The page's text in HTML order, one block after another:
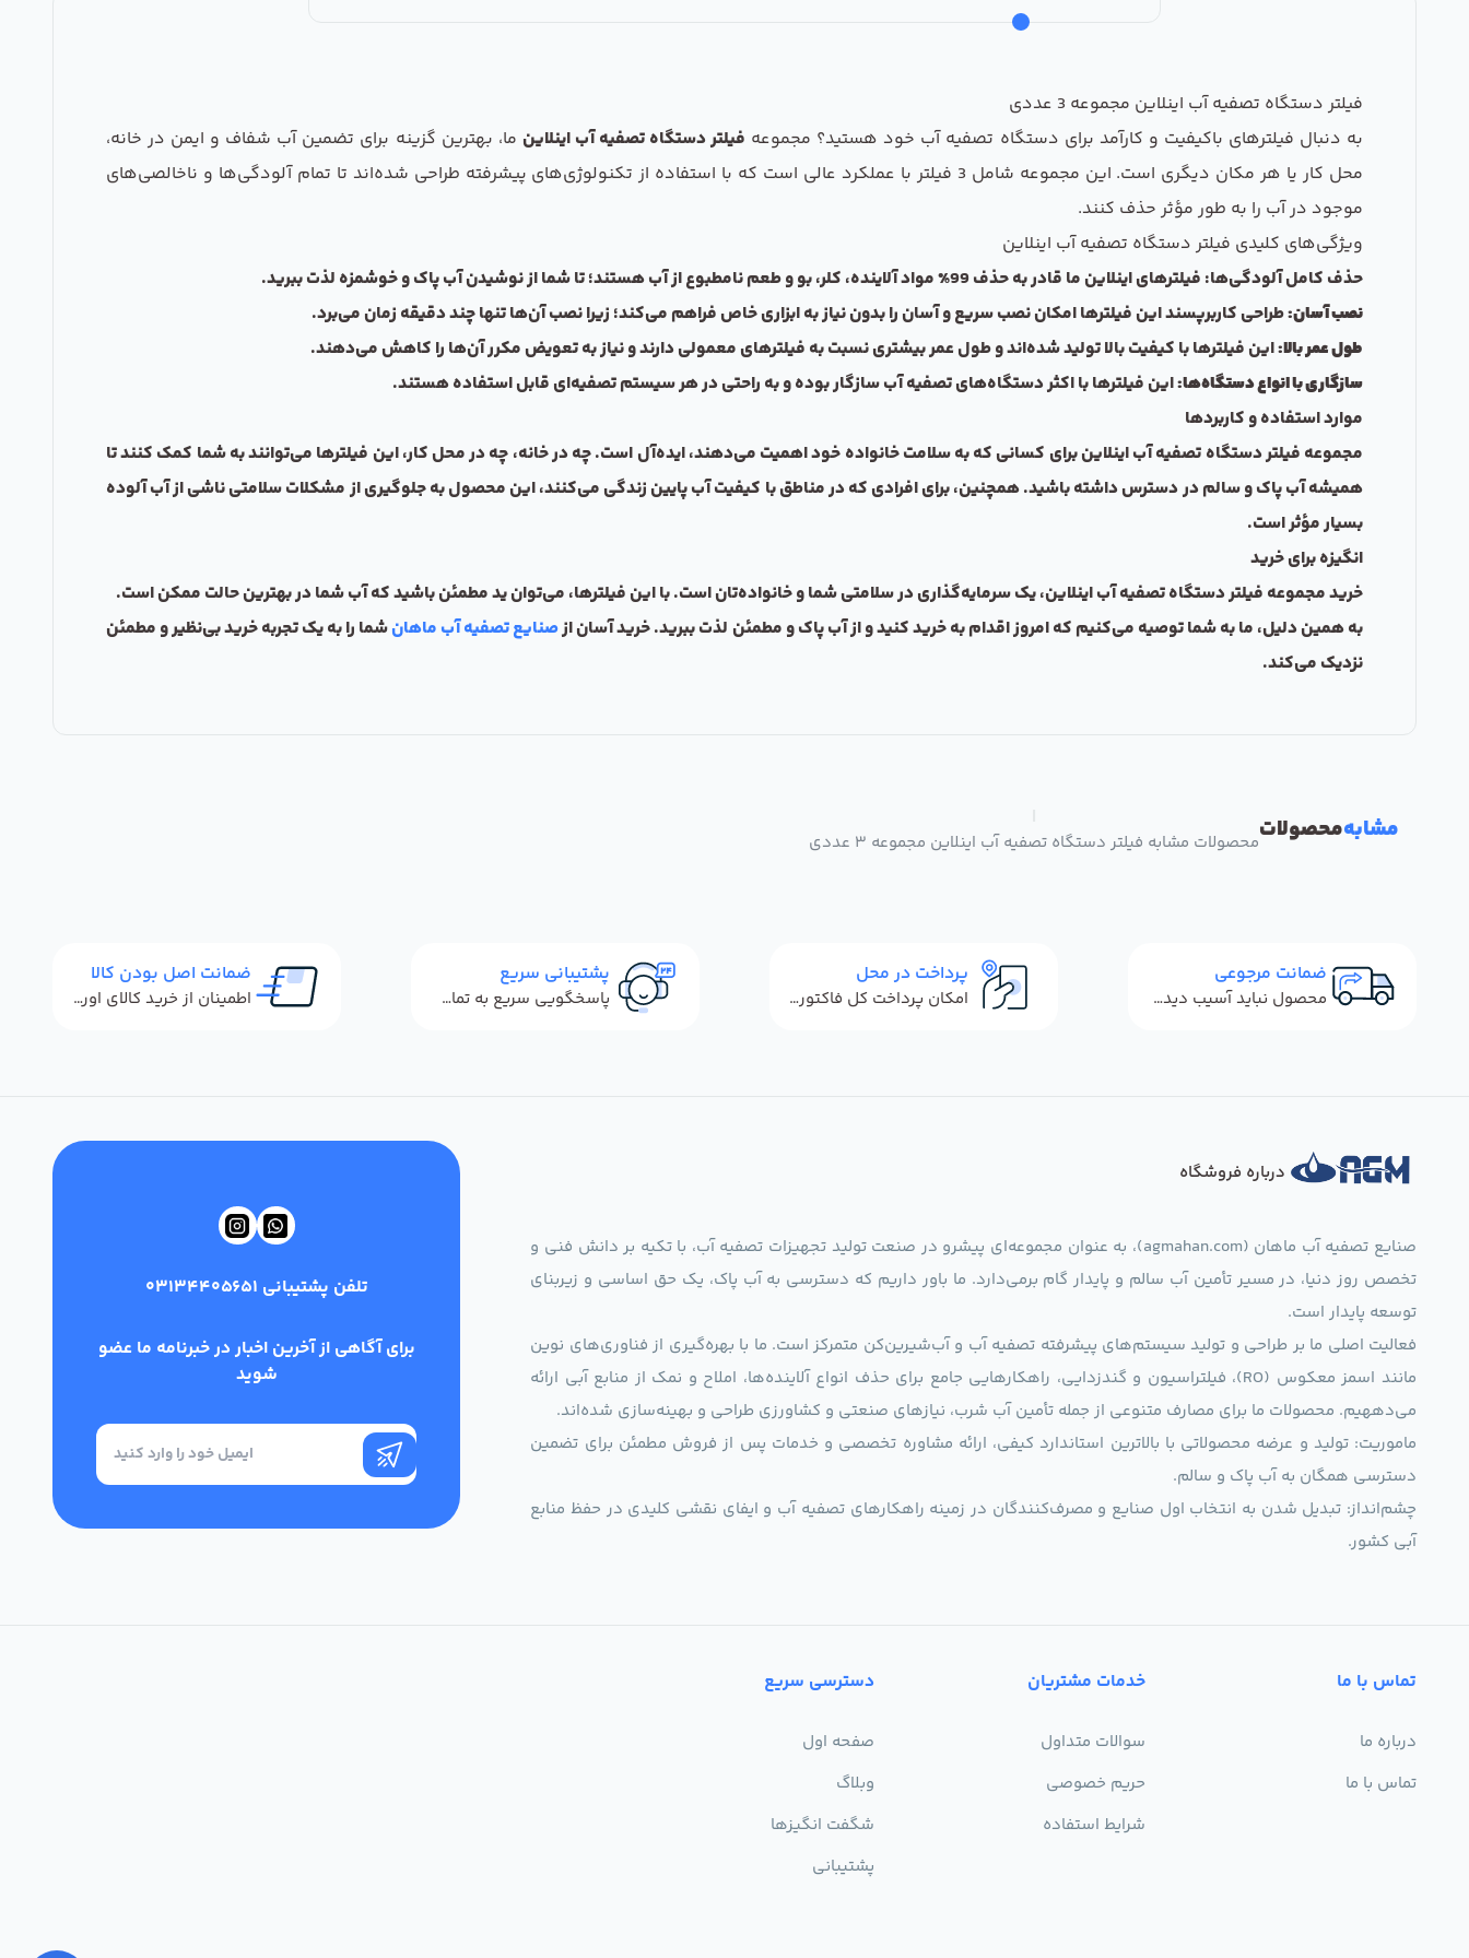
فیلتر دستگاه تصفیه آب اینلاین مجموعه 3 عددی
به دنبال فیلترهای باکیفیت و کارآمد برای دستگاه تصفیه آب خود هستید؟ مجموعه فیلتر دستگاه تصفیه آب اینلاین ما، بهترین گزینه برای تضمین آب شفاف و ایمن در خانه،
محل کار یا هر مکان دیگری است. این مجموعه شامل 3 فیلتر با عملکرد عالی است که با استفاده از تکنولوژی‌های پیشرفته طراحی شده‌اند تا تمام آلودگی‌ها و ناخالصی‌های
موجود در آب را به طور مؤثر حذف کنند.
ویژگی‌های کلیدی فیلتر دستگاه تصفیه آب اینلاین
حذف کامل آلودگی‌ها: فیلترهای اینلاین ما قادر به حذف 99% مواد آلاینده، کلر، بو و طعم نامطبوع از آب هستند؛ تا شما از نوشیدن آب پاک و خوشمزه لذت ببرید.
نصب آسان:طراحی کاربرپسند این فیلترها امکان نصب سریع و آسان را بدون نیاز به ابزاری خاص فراهم می‌کند؛ زیرا نصب آن‌ها تنها چند دقیقه زمان می‌برد.
طول عمر بالا:این فیلترها با کیفیت بالا تولید شده‌اند و طول عمر بیشتری نسبت به فیلترهای معمولی دارند و نیاز به تعویض مکرر آن‌ها را کاهش می‌دهند.
سازگاری با انواع دستگاه‌ها:این فیلترها با اکثر دستگاه‌های تصفیه آب سازگار بوده و به راحتی در هر سیستم تصفیه‌ای قابل استفاده هستند.
موارد استفاده و کاربردها
مجموعه فیلتر دستگاه تصفیه آب اینلاین برای کسانی که به سلامت خانواده خود اهمیت می‌دهند، ایده‌آل است. چه در خانه، چه در محل کار، این فیلترها می‌توانند به شما کمک کنند تا
همیشه آب پاک و سالم در دسترس داشته باشید. همچنین، برای افرادی که در مناطق با کیفیت آب پایین زندگی می‌کنند، این محصول به جلوگیری از مشکلات سلامتی ناشی از آب آلوده
بسیار مؤثر است.
انگیزه برای خرید
خرید مجموعه فیلتر دستگاه تصفیه آب اینلاین، یک سرمایه‌گذاری در سلامتی شما و خانواده‌تان است. با این فیلترها، می‌توان ید مطمئن باشید که آب شما در بهترین حالت ممکن است.
به همین دلیل، ما به شما توصیه می‌کنیم که امروز اقدام به خرید کنید و از آب پاک و مطمئن لذت ببرید. خرید آسان ازصنایع تصفیه آب ماهانشما را به یک تجربه خرید بی‌نظیر و مطمئن
نزدیک می‌کند.
مشابهمحصولاتمحصولات مشابه فیلتر دستگاه تصفیه آب اینلاین مجموعه 3 عددی
ضمانت مرجوعی
محصول نباید آسیب دیده باشد
پرداخت در محل
امکان پرداخت کل فاکتور در محل
پشتیبانی سریع
پاسخگویی سریع به تماس‌ها و پیام‌ها
ضمانت اصل بودن کالا
اطمینان از خرید کالای اورجینال
درباره فروشگاه
صنایع تصفیه آب ماهان (agmahan.com)، به عنوان مجموعه‌ای پیشرو در صنعت تولید تجهیزات تصفیه آب، با تکیه بر دانش فنی و
تخصص روز دنیا، در مسیر تأمین آب سالم و پایدار گام برمی‌دارد. ما باور داریم که دسترسی به آب پاک، یک حق اساسی و زیربنای
توسعه پایدار است.
فعالیت اصلی ما بر طراحی و تولید سیستم‌های پیشرفته تصفیه آب و آب‌شیرین‌کن متمرکز است. ما با بهره‌گیری از فناوری‌های نوین
مانند اسمز معکوس (RO)، فیلتراسیون و گندزدایی، راهکارهایی جامع برای حذف انواع آلاینده‌ها، املاح و نمک از منابع آبی ارائه
می‌دههیم. محصولات ما برای مصارف متنوعی از جمله تأمین آب شرب، نیازهای صنعتی و کشاورزی طراحی و بهینه‌سازی شده‌اند.
ماموریت: تولید و عرضه محصولاتی با بالاترین استاندارد کیفی، ارائه مشاوره تخصصی و خدمات پس از فروش مطمئن برای تضمین
دسترسی همگان به آب پاک و سالم.
چشم‌انداز: تبدیل شدن به انتخاب اول صنایع و مصرف‌کنندگان در زمینه راهکارهای تصفیه آب و ایفای نقشی کلیدی در حفظ منابع
آبی کشور.
تلفن پشتیبانی 03134405651
برای آگاهی از آخرین اخبار در خبرنامه ما عضو
شوید
تماس با ما
درباره ما
تماس با ما
خدمات مشتریان
سوالات متداول
حریم خصوصی
شرایط استفاده
دسترسی سریع
صفحه اول
وبلاگ
شگفت انگیزها
پشتیبانی